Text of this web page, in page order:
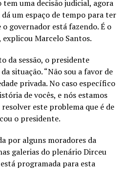
tem uma decisão judicial, agora
dá um espaço de tempo para ter
o governador está fazendo. É o
explicou Marcelo Santos.
da sessão, o presidente
situação. “Não sou a favor de
privada. No caso específico
de vocês, e nós estamos
este problema que é de
o presidente.
por alguns moradores da
galerias do plenário Dirceu
programada para esta